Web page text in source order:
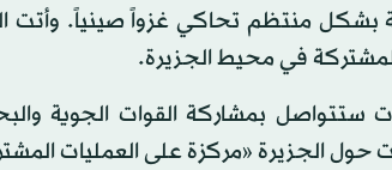
منتظم تحاكي غزواً صينياً. وأتت
المشتركة في محيط الجزيرة.
ستتواصل بمشاركة القوات الجوية
حول الجزيرة «مركزة على العمليات